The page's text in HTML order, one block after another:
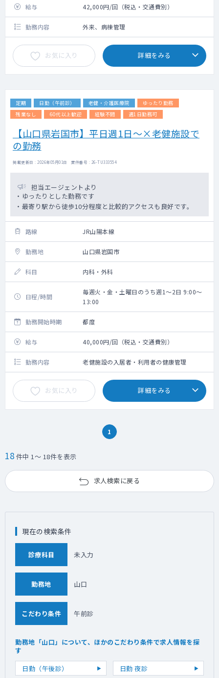
給与 42,000円/回（税込・交通費別）
勤務内容 外来、病棟管理
お気に入り 詳細をみる
定期 日勤（午前診） 老健・介護医療院
ゆったり勤務
残業なし
60代以上歓迎 経験不問 週1日勤務可
【山口県岩国市】平日週1日～×老健施設で
の勤務
掲載更新日 : 2026年05月01日 案件番号 : 26-TU333554
担当エージェントより
・ゆったりとした勤務です
・最寄り駅から徒歩10分程度と比較的アクセスも良好です。
路線 JR山陽本線
勤務地 山口県岩国市
科目 内科・外科
日程/時間
毎週火・金・土曜日のうち週1～2日 9:00～
13:00
勤務開始時期 都度
給与 40,000円/回（税込・交通費別）
勤務内容 老健施設の入居者・利用者の健康管理
お気に入り 詳細をみる
1
18 件中 1～ 18件を表示
求人検索に戻る
現在の検索条件
診療科目 未入力
勤務地 山口
こだわり条件 午前診
勤務地「山口」について、ほかのこだわり条件で求人情報を探
す
日勤（午後診）
日勤 夜診